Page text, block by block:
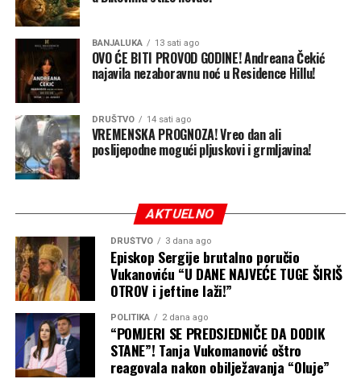
Djevojčica iz Novog Sada se nakon ukazane prve pomoći i
dolaska Hitne pomoći uspješno oporavlja u bolnici, bez
ikakvih neuroloških posljedica, a brza reakcija dr Milice
Matić ostaje kao podsjetnik na to koliko pravovremena
reanimacija u terenskim uslovima spasava ljudske živote.
javnih rasprava za elaborat procjene uticaja SE
“Bogetići” na životnu sredinu, kao i eventualnim ranim
javnim konsultacijama.
“Mi nismo uspjeli pronaći izvještaj sa javne rasprave o
predmetnom elaboratu, niti smo dobijali informacije o
javnim raspravama kroz proaktivan pristup, a o
građevinskoj dozvoli smo saznali iz medija koji se takođe
do tog momenta nisu bavili ovim projektom što je još
jedna potvrda netransparentnosti procesa do izdavanja
BANJALUKA 13 sati ago
OVO ĆE BITI PROVOD GODINE! Andreana Čekić
najavila nezaboravnu noć u Residence Hillu!
DRUŠTVO 14 sati ago
VREMENSKA PROGNOZA! Vreo dan ali
poslijepodne mogući pljuskovi i grmljavina!
AKTUELNO
DRUŠTVO 3 dana ago
Episkop Sergije brutalno poručio
Vukanoviću “U DANE NAJVEĆE TUGE ŠIRIŠ
OTROV i jeftine laži!”
POLITIKA 2 dana ago
“POMJERI SE PREDSJEDNIČE DA DODIK
STANE”! Tanja Vukomanović oštro
reagovala nakon obilježavanja “Oluje”